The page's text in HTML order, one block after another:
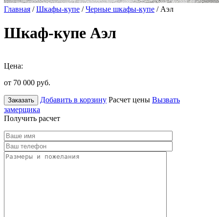
Главная /Шкафы-купе /Черные шкафы-купе / Аэл
Шкаф-купе Аэл
Цена:
от 70 000 руб.
Заказать Добавить в корзину Расчет цены Вызвать
замерщика
Получить расчет